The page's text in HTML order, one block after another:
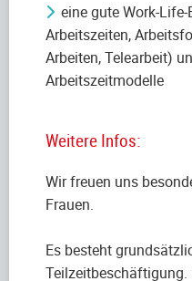
eine gute Work-
Arbeitszeiten,
Arbeiten, Telearbeit)
Arbeitszeitmodelle
Weitere Infos:
Wir freuen uns
Frauen.
Es besteht
Teilzeitbeschäftigung.